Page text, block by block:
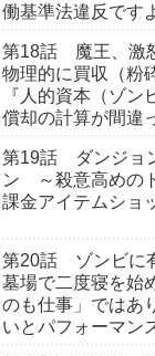
働基準法違反です
第18話 魔王、激
物理的に買収（
『人的資本（ゾン
償却の計算が間違
第19話 ダンジョ
ン ～殺意高めの
課金アイテムショ
第20話 ゾンビに
墓場で二度寝を
のも仕事」ではあ
いとパフォーマン